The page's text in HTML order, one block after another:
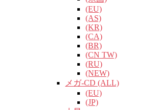
(EU)
(AS)
(KR)
(CA)
(BR)
(CN TW)
(RU)
(NEW)
メガ-CD (ALL)
(EU)
(JP)